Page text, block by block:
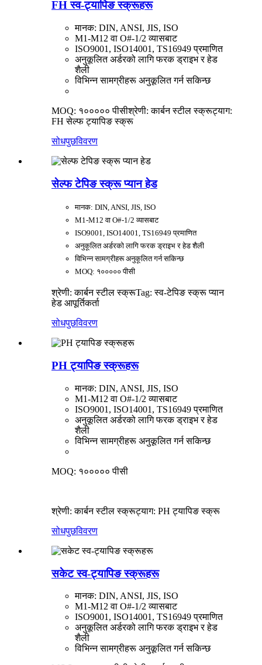
FH स्व-ट्यापिङ स्क्रूहरू
मानक: DIN, ANSI, JIS, ISO
M1-M12 वा O#-1/2 व्यासबाट
ISO9001, ISO14001, TS16949 प्रमाणित
अनुकूलित अर्डरको लागि फरक ड्राइभ र हेड
शैली
विभिन्न सामग्रीहरू अनुकूलित गर्न सकिन्छ
MOQ: १००००० पीसीश्रेणी: कार्बन स्टील स्क्रूट्याग:
FH सेल्फ ट्यापिङ स्क्रू
सोधपुछविवरण
सेल्फ टेपिङ स्क्रू प्यान हेड
मानक: DIN, ANSI, JIS, ISO
M1-M12 वा O#-1/2 व्यासबाट
ISO9001, ISO14001, TS16949 प्रमाणित
अनुकूलित अर्डरको लागि फरक ड्राइभ र हेड शैली
विभिन्न सामग्रीहरू अनुकूलित गर्न सकिन्छ
MOQ: १००००० पीसी
श्रेणी: कार्बन स्टील स्क्रूTag: स्व-टेपिङ स्क्रू प्यान
हेड आपूर्तिकर्ता
सोधपुछविवरण
PH ट्यापिङ स्क्रूहरू
मानक: DIN, ANSI, JIS, ISO
M1-M12 वा O#-1/2 व्यासबाट
ISO9001, ISO14001, TS16949 प्रमाणित
अनुकूलित अर्डरको लागि फरक ड्राइभ र हेड
शैली
विभिन्न सामग्रीहरू अनुकूलित गर्न सकिन्छ
MOQ: १००००० पीसी
श्रेणी: कार्बन स्टील स्क्रूट्याग: PH ट्यापिङ स्क्रू
सोधपुछविवरण
सकेट स्व-ट्यापिङ स्क्रूहरू
मानक: DIN, ANSI, JIS, ISO
M1-M12 वा O#-1/2 व्यासबाट
ISO9001, ISO14001, TS16949 प्रमाणित
अनुकूलित अर्डरको लागि फरक ड्राइभ र हेड
शैली
विभिन्न सामग्रीहरू अनुकूलित गर्न सकिन्छ